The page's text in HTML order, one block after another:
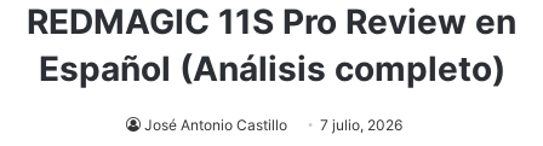
REDMAGIC 11S Pro Review en
Español (Análisis completo)
José Antonio Castillo 7 julio, 2026